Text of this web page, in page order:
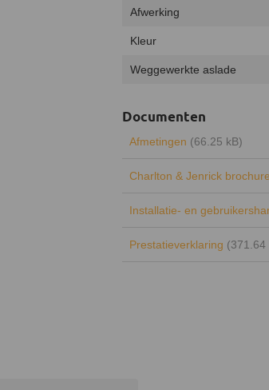
Afwerking
Kleur
Weggewerkte aslade
Documenten
Afmetingen (66.25 kB)
Charlton & Jenrick brochure
Installatie- en
Prestatieverklaring (371.64